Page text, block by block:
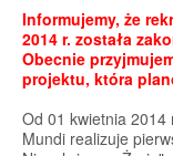
Informujemy, że
2014 r. została
Obecnie
projektu, która
Od 01 kwietnia
Mundi realizuje